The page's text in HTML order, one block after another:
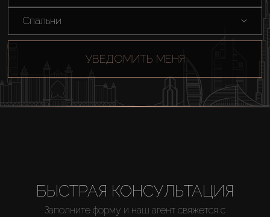
Спальни
УВЕДОМИТЬ МЕНЯ
БЫСТРАЯ КОНСУЛЬТАЦИЯ
Заполните форму и наш агент свяжется с